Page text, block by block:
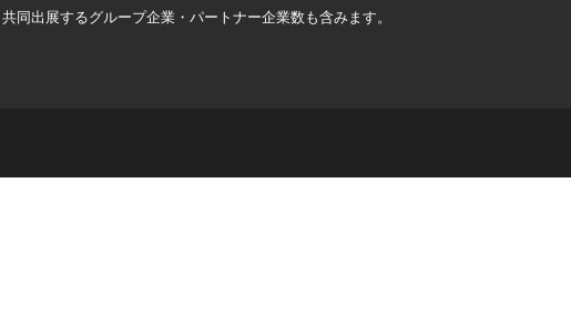
同出展するグループ企業・パートナー企業数も含みます。